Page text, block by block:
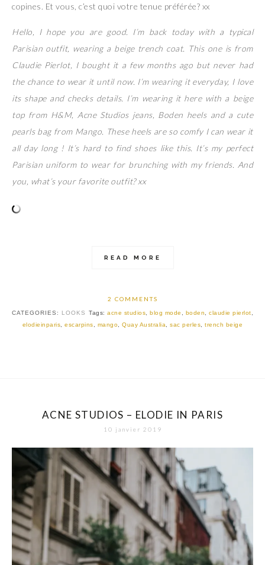
copines. Et vous, c’est quoi votre tenue préférée? xx
Hello, I hope you are good. I’m back today with a typical
Parisian outfit, wearing a beige trench coat. This one is from
Claudie Pierlot, I bought it a few months ago but never had
the chance to wear it until now. I’m wearing it everyday, I love
its shape and checks details. I’m wearing it here with a beige
top from H&M, Acne Studios jeans, Boden heels and a cute
pearls bag from Mango. These heels are so comfy I can wear it
all day long ! It’s hard to find shoes like this. It’s my perfect
Parisian uniform to wear for brunching with my friends. And
you, what’s your favorite outfit? xx
READ MORE
2 COMMENTS
CATEGORIES: LOOKS Tags: acne studios blog mode boden claudie pierlot
elodieinparis ,escarpins mango ,Quay Australia ,sac perles ,trench beige
ACNE STUDIOS – ELODIE IN PARIS
10 janvier 2019